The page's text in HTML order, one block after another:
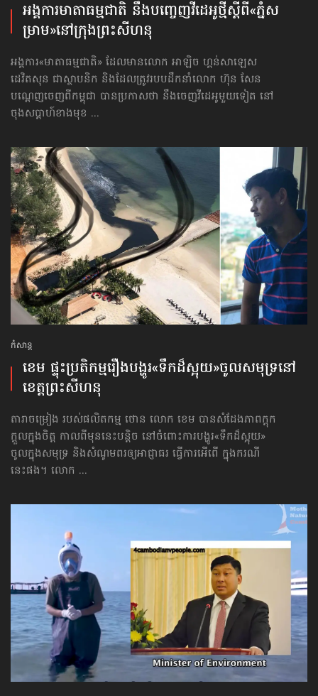
អង្គការ​មាតាធម្មជាតិ នឹង​បញ្ចេញ​វីដេអូថ្មី​​ស្ដីពី​«ភ្នំស
ម្រាម»​នៅ​ក្រុងព្រះសីហនុ
អង្គការ«មាតាធម្មជាតិ» ដែលមានលោក អាឡិច ហ្គន់សាឡេស
ដេវិតសុន ជាស្ថាបនិក និងដែលត្រូវរបបដឹកនាំលោក ហ៊ុន សែន
បណ្ដេញចេញពីកម្ពុជា បានប្រកាសថា នឹងចេញវីដេអូមួយទៀត នៅ
ចុងសប្ដាហ៍ខាងមុខ ...
កំសាន្ដ
ខេម ផ្ទុះប្រតិកម្ម​រឿងបង្ហូរ​«ទឹកដ៏ស្អុយ»​ចូល​សមុទ្រ​នៅ​
ខេត្ត​ព្រះសីហនុ
តារាចម្រៀង របស់ផលិតកម្ម ថោន លោក ខេម បានសំដែងភាពក្ដុក
ក្ដួលក្នុងចិត្ត កាលពីមុននេះបន្តិច នៅចំពោះការបង្ហូរ«ទឹកដ៏ស្អុយ»
ចូលក្នុងសមុទ្រ និងសំណូមពរឲ្យអាជ្ញាធរ ធ្វើការអើពើ ក្នុងករណី
នេះផង។ លោក ...